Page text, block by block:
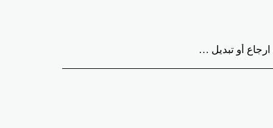
أننا لا نتقيد بصور وألوان المنتجات وخاصة القرطاسية إلا في حال تم اخبارنا بذلك في قسم الملاحظات الذي يظهر قبل عملية الطلب.